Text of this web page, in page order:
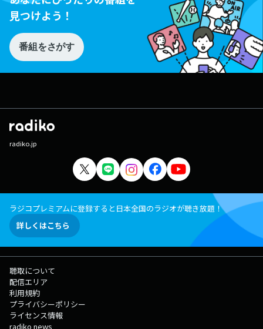
見つけよう！
番組をさがす
radiko.jp
ラジコプレミアムに登録すると日本全国のラジオが聴き放題！
詳しくはこちら
聴取について
配信エリア
利用規約
プライバシーポリシー
ライセンス情報
radiko news